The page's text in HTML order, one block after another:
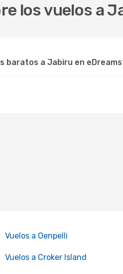
los vuelos a
baratos a Jabiru en
Vuelos a Oenpelli
Vuelos a Croker Island